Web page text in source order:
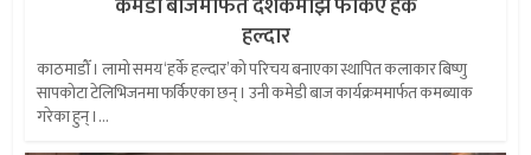
कमेडी बाजमार्फत दर्शकमाझ फर्किए हर्के
हल्दार
काठमाडौँ । लामो समय ‘हर्के हल्दार’को परिचय बनाएका स्थापित कलाकार बिष्णु
सापकोटा टेलिभिजनमा फर्किएका छन् । उनी कमेडी बाज कार्यक्रममार्फत कमब्याक
गरेका हुन् ।...